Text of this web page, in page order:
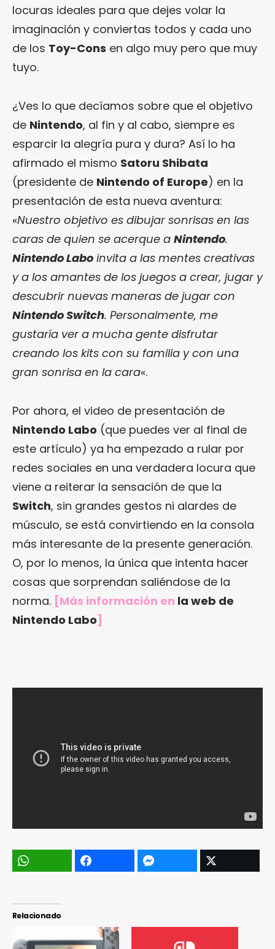
locuras ideales para que dejes volar la
imaginación y conviertas todos y cada uno
de los Toy-Cons en algo muy pero que muy
tuyo.
¿Ves lo que decíamos sobre que el objetivo
de Nintendo, al fin y al cabo, siempre es
esparcir la alegría pura y dura? Así lo ha
afirmado el mismo Satoru Shibata
(presidente de Nintendo of Europe) en la
presentación de esta nueva aventura:
«Nuestro objetivo es dibujar sonrisas en las
caras de quien se acerque a Nintendo.
Nintendo Labo invita a las mentes creativas
y a los amantes de los juegos a crear, jugar y
descubrir nuevas maneras de jugar con
Nintendo Switch. Personalmente, me
gustaría ver a mucha gente disfrutar
creando los kits con su familia y con una
gran sonrisa en la cara«.
Por ahora, el video de presentación de
Nintendo Labo (que puedes ver al final de
este artículo) ya ha empezado a rular por
redes sociales en una verdadera locura que
viene a reiterar la sensación de que la
Switch, sin grandes gestos ni alardes de
músculo, se está convirtiendo en la consola
más interesante de la presente generación.
O, por lo menos, la única que intenta hacer
cosas que sorprendan saliéndose de la
norma. [Más información en la web de
Nintendo Labo]
Relacionado